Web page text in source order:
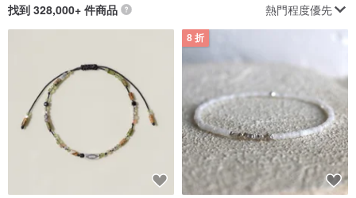
找到 328,000+ 件商品 熱門程度優先
8 折